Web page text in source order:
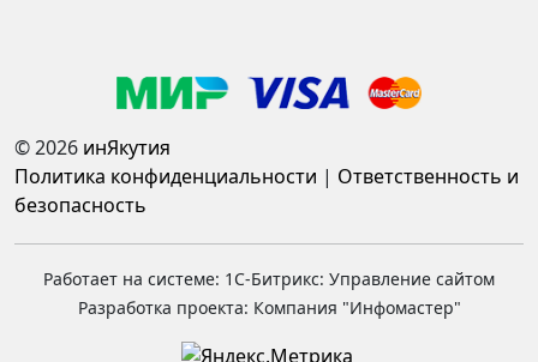
© 2026 инЯкутия
Политика конфиденциальности | Ответственность и
безопасность
Работает на системе: 1С-Битрикс: Управление сайтом
Разработка проекта: Компания "Инфомастер"